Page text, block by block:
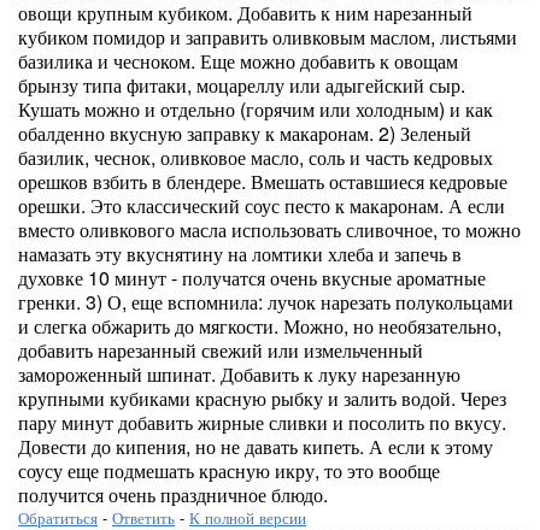
овощи крупным кубиком. Добавить к ним нарезанный
кубиком помидор и заправить оливковым маслом, листьями
базилика и чесноком. Еще можно добавить к овощам
брынзу типа фитаки, моцареллу или адыгейский сыр.
Кушать можно и отдельно (горячим или холодным) и как
обалденно вкусную заправку к макаронам. 2) Зеленый
базилик, чеснок, оливковое масло, соль и часть кедровых
орешков взбить в блендере. Вмешать оставшиеся кедровые
орешки. Это классический соус песто к макаронам. А если
вместо оливкового масла использовать сливочное, то можно
намазать эту вкуснятину на ломтики хлеба и запечь в
духовке 10 минут - получатся очень вкусные ароматные
гренки. 3) О, еще вспомнила: лучок нарезать полукольцами
и слегка обжарить до мягкости. Можно, но необязательно,
добавить нарезанный свежий или измельченный
замороженный шпинат. Добавить к луку нарезанную
крупными кубиками красную рыбку и залить водой. Через
пару минут добавить жирные сливки и посолить по вкусу.
Довести до кипения, но не давать кипеть. А если к этому
соусу еще подмешать красную икру, то это вообще
получится очень праздничное блюдо.
Обратиться - Ответить - К полной версии